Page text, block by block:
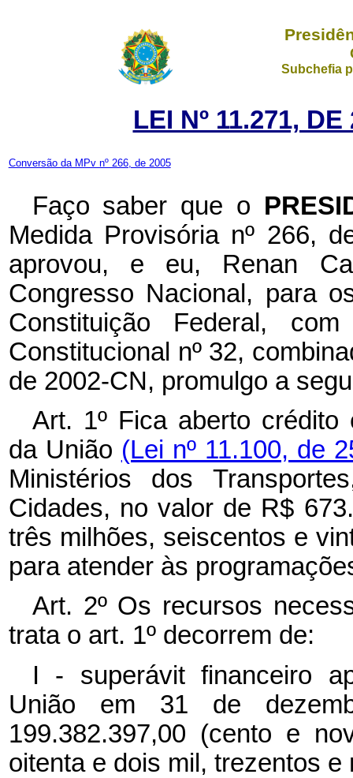
Subchefia
LEI Nº 11.271,
Conversão da MPv nº 266, de 2005
Faço saber que o
Medida Provisória nº 266,
aprovou, e eu, Renan
Congresso Nacional, para
Constituição Federal,
Constitucional nº 32,
de 2002-CN, promulgo a
Art. 1º Fica aberto crédito
da União (Lei nº 11.100, de
Ministérios dos
Cidades, no valor de R$
três milhões, seiscentos e
para atender às
Art. 2º Os recursos
trata o art. 1º decorrem de:
I - superávit financeiro
União em 31 de
199.382.397,00 (cento e
oitenta e dois mil, trezentos